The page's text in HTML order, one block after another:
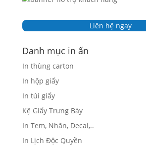
Liên hệ ngay
Danh mục in ấn
In thùng carton
In hộp giấy
In túi giấy
Kệ Giấy Trưng Bày
In Tem, Nhãn, Decal,..
In Lịch Độc Quyền